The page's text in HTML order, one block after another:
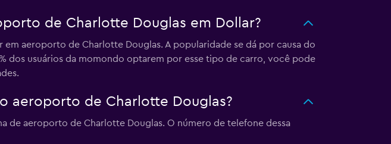
de Charlotte Douglas em Dollar?
aeroporto de Charlotte Douglas. A popularidade se dá por causa do
dos usuários da momondo optarem por esse tipo de carro, você pode
aeroporto de Charlotte Douglas?
de aeroporto de Charlotte Douglas. O número de telefone dessa